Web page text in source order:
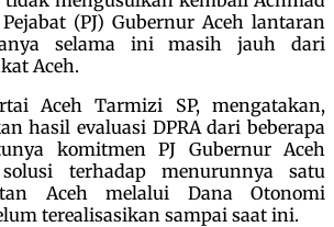
(PJ) Gubernur Aceh lantaran
selama ini masih jauh dari
Aceh.
Aceh Tarmizi SP, mengatakan,
hasil evaluasi DPRA dari beberapa
komitmen PJ Gubernur Aceh
terhadap menurunnya satu
Aceh melalui Dana Otonomi
terealisasikan sampai saat ini.